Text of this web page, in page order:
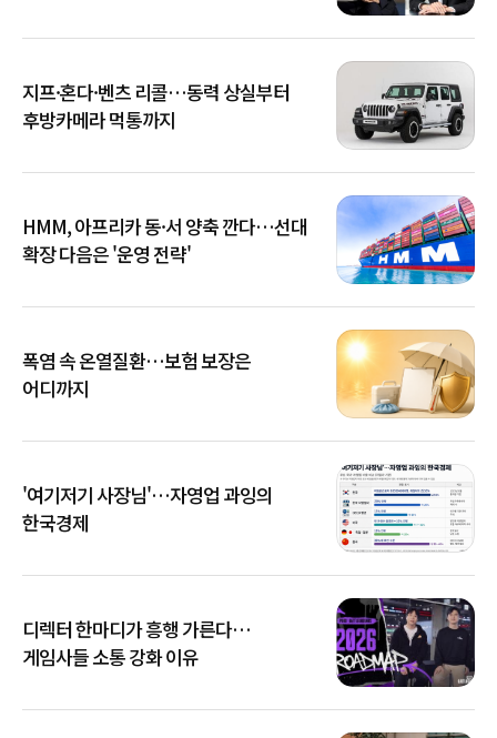
지프·혼다·벤츠 리콜…동력 상실부터
후방카메라 먹통까지
HMM, 아프리카 동·서 양축 깐다…선대
확장 다음은 '운영 전략'
폭염 속 온열질환…보험 보장은
어디까지
'여기저기 사장님'…자영업 과잉의
한국경제
디렉터 한마디가 흥행 가른다…
게임사들 소통 강화 이유